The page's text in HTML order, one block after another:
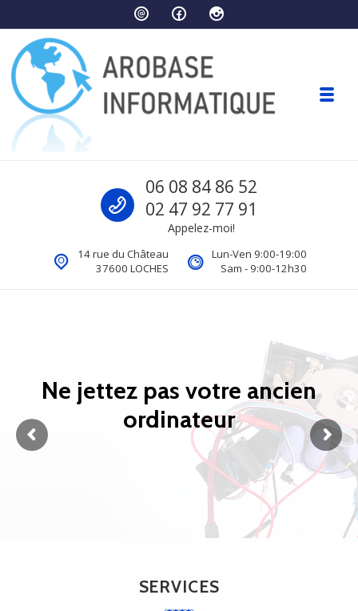
Call us
06 08 84 86 52
02 47 92 77 91
Appelez-moi!
14 rue du Château
37600 LOCHES
Lun-Ven 9:00-19:00
Sam - 9:00-12h30
Ne jettez pas votre ancien
ordinateur
SERVICES